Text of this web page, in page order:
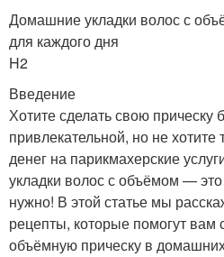
Домашние укладки волос с
для каждого дня
H2
Введение
Хотите сделать свою прическу
привлекательной, но не
денег на парикмахерские
укладки волос с объёмом —
нужно! В этой статье мы
рецепты, которые помогут вам
объёмную прическу в